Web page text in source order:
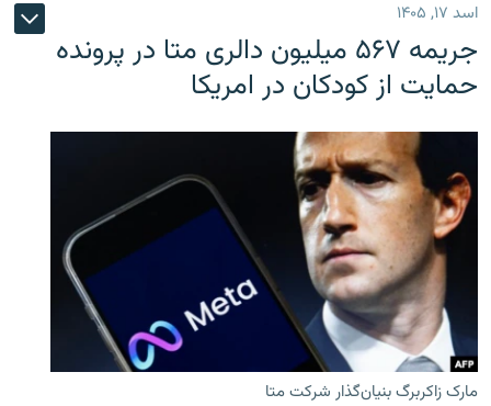
اسد ۱۷, ۱۴۰۵
جریمه ۵۶۷ میلیون دالری متا در پرونده
حمایت از کودکان در امریکا
مارک زاکربرگ بنیان‌گذار شرکت متا